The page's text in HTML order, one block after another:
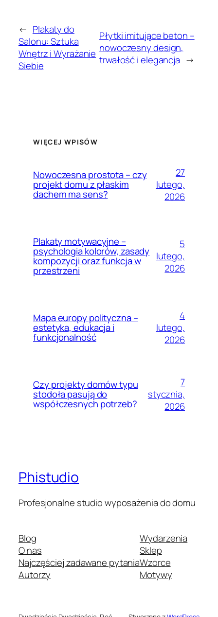
← Plakaty do
Salonu: Sztuka
Wnętrz i Wyrażanie
Siebie
Płytki imitujące beton –
nowoczesny design,
trwałość i elegancja →
WIĘCEJ WPISÓW
Nowoczesna prostota – czy
projekt domu z płaskim
dachem ma sens?
27
lutego,
2026
Plakaty motywacyjne –
psychologia kolorów, zasady
kompozycji oraz funkcja w
przestrzeni
5
lutego,
2026
Mapa europy polityczna –
estetyka, edukacja i
funkcjonalność
4
lutego,
2026
Czy projekty domów typu
stodoła pasują do
współczesnych potrzeb?
7
stycznia,
2026
Phistudio
Profesjonalne studio wyposażenia do domu
Blog
O nas
Najczęściej zadawane pytania
Autorzy
Wydarzenia
Sklep
Wzorce
Motywy